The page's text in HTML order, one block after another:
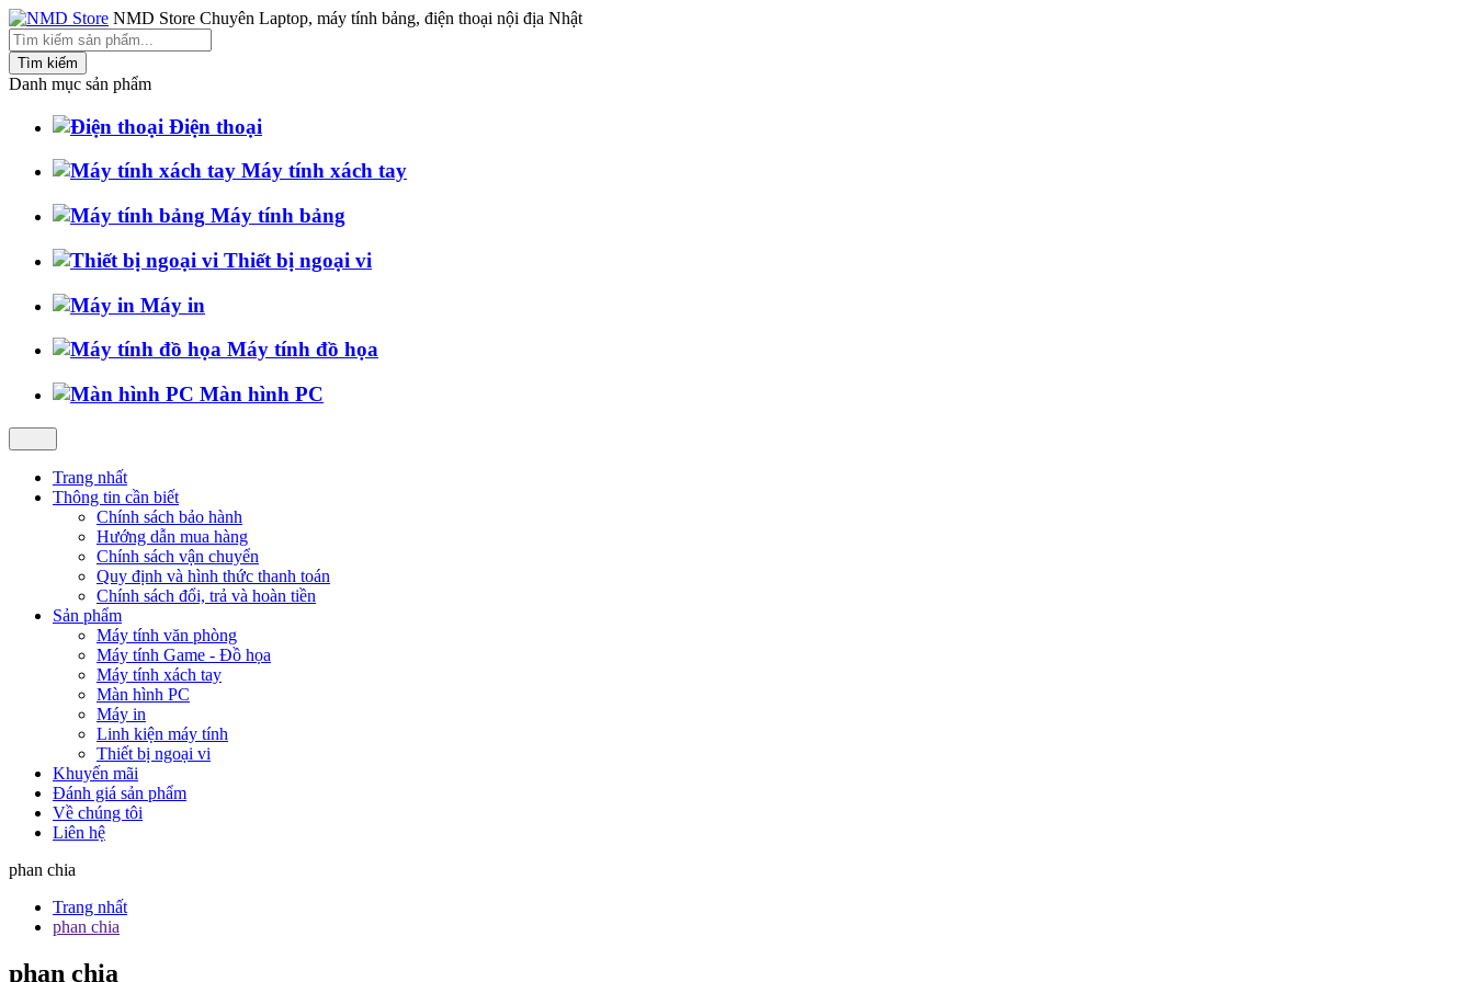
NMD Store Chuyên Laptop, máy tính bảng, điện thoại nội địa Nhật
Danh mục sản phẩm
Điện thoại
Máy tính xách tay
Máy tính bảng
Thiết bị ngoại vi
Máy in
Máy tính đồ họa
Màn hình PC
Trang nhất
Thông tin cần biết
Chính sách bảo hành
Hướng dẫn mua hàng
Chính sách vận chuyển
Quy định và hình thức thanh toán
Chính sách đổi, trả và hoàn tiền
Sản phẩm
Máy tính văn phòng
Máy tính Game - Đồ họa
Máy tính xách tay
Màn hình PC
Máy in
Linh kiện máy tính
Thiết bị ngoại vi
Khuyến mãi
Đánh giá sản phẩm
Về chúng tôi
Liên hệ
phan chia
Trang nhất
phan chia
phan chia